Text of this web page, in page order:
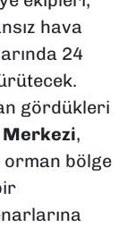
hava
24
gördükleri
Merkezi,
bölge